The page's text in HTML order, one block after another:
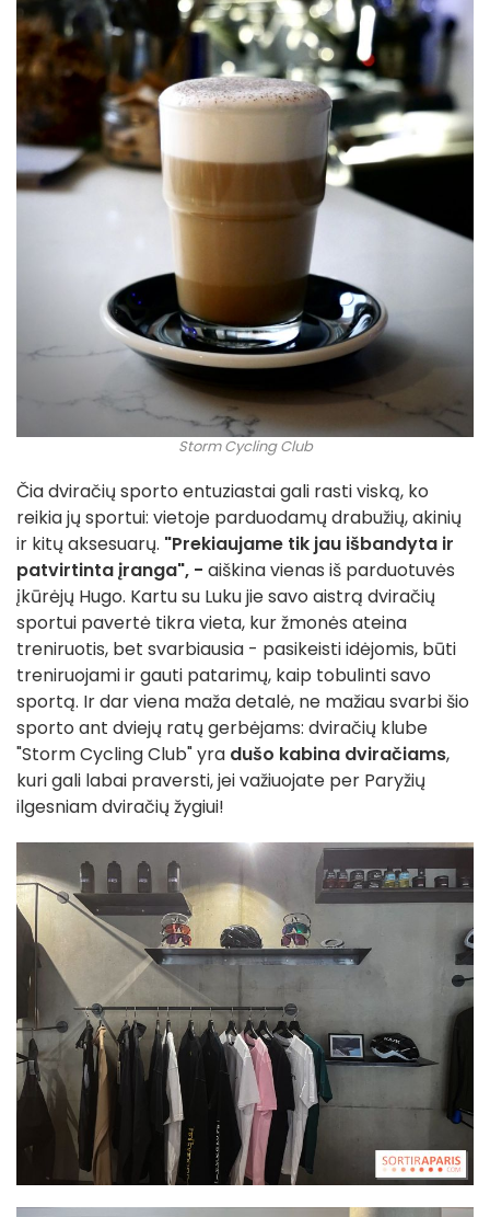
Storm Cycling Club
Čia dviračių sporto entuziastai gali rasti viską, ko
reikia jų sportui: vietoje parduodamų drabužių, akinių
ir kitų aksesuarų. "Prekiaujame tik jau išbandyta ir
patvirtinta įranga", - aiškina vienas iš parduotuvės
įkūrėjų Hugo. Kartu su Luku jie savo aistrą dviračių
sportui pavertė tikra vieta, kur žmonės ateina
treniruotis, bet svarbiausia - pasikeisti idėjomis, būti
treniruojami ir gauti patarimų, kaip tobulinti savo
sportą. Ir dar viena maža detalė, ne mažiau svarbi šio
sporto ant dviejų ratų gerbėjams: dviračių klube
"Storm Cycling Club" yra dušo kabina dviračiams,
kuri gali labai praversti, jei važiuojate per Paryžių
ilgesniam dviračių žygiui!